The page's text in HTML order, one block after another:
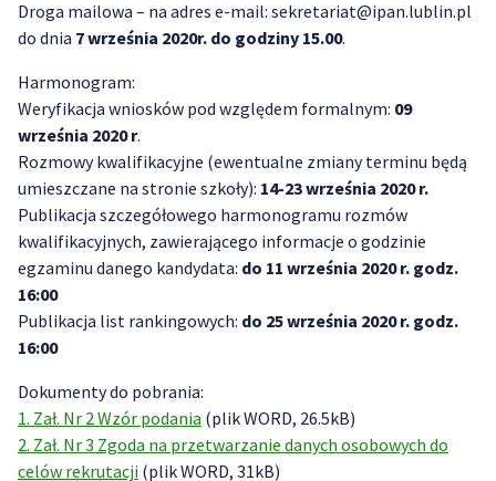
Droga mailowa – na adres e-mail: sekretariat@ipan.lublin.pl
do dnia 7 września 2020r. do godziny 15.00.
Harmonogram:
Weryfikacja wniosków pod względem formalnym: 09
września 2020 r.
Rozmowy kwalifikacyjne (ewentualne zmiany terminu będą
umieszczane na stronie szkoły): 14-23 września 2020 r.
Publikacja szczegółowego harmonogramu rozmów
kwalifikacyjnych, zawierającego informacje o godzinie
egzaminu danego kandydata: do 11 września 2020 r. godz.
16:00
Publikacja list rankingowych: do 25 września 2020 r. godz.
16:00
Dokumenty do pobrania:
1. Zał. Nr 2 Wzór podania (plik WORD, 26.5kB)
2. Zał. Nr 3 Zgoda na przetwarzanie danych osobowych do
celów rekrutacji (plik WORD, 31kB)